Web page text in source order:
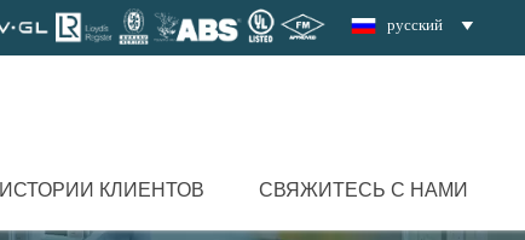
русский 
ИСТОРИИ КЛИЕНТОВ СВЯЖИТЕСЬ С НАМИ